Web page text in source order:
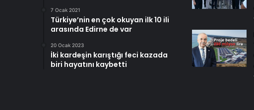
7 Ocak 2021
Türkiye’nin en çok okuyan ilk 10 ili
arasında Edirne de var
20 Ocak 2023
İki kardeşin karıştığı feci kazada
biri hayatını kaybetti